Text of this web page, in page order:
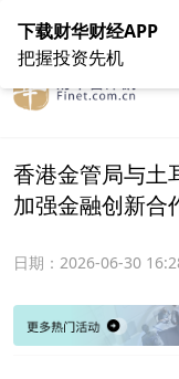
在线客服 关于我们
香港金管局与土
加强金融创新合
日期： 2026-06-30
下载财华财经APP
把握投资先机